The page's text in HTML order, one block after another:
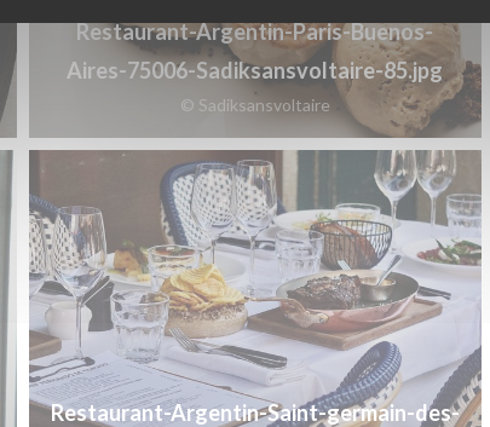
Restaurant-Argentin-Paris-Buenos-
Aires-75006-Sadiksansvoltaire-85.jpg
© Sadiksansvoltaire
Restaurant-Argentin-Saint-germain-des-